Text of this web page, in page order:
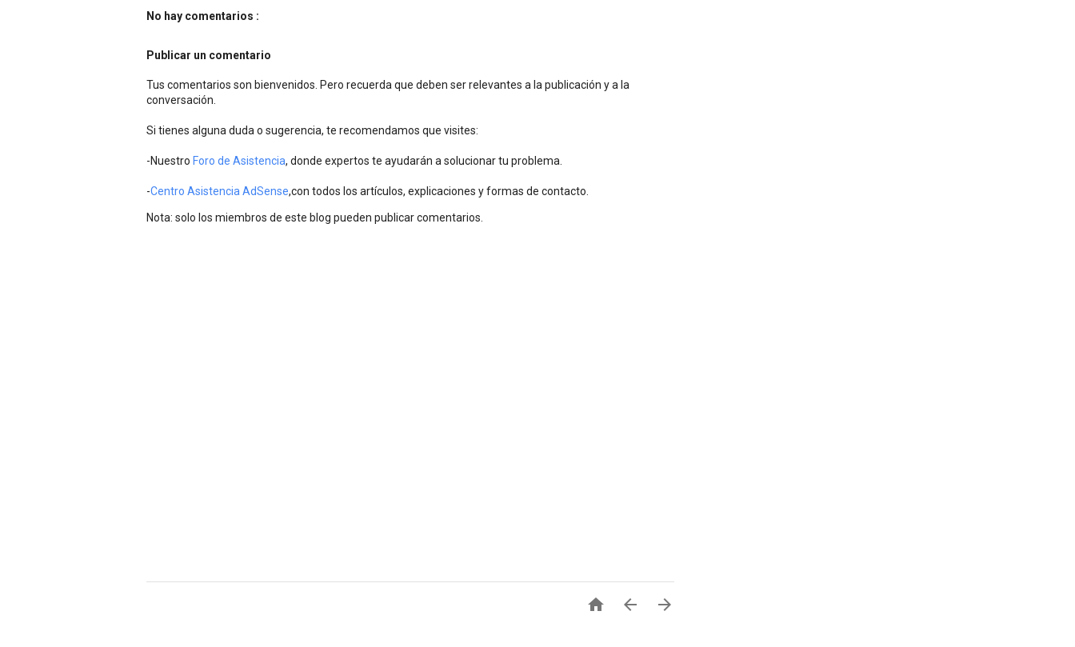
No hay comentarios :
Publicar un comentario
Tus comentarios son bienvenidos. Pero recuerda que deben ser relevantes a la publicación y a la
conversación.
Si tienes alguna duda o sugerencia, te recomendamos que visites:
-Nuestro Foro de Asistencia, donde expertos te ayudarán a solucionar tu problema.
-Centro Asistencia AdSense,con todos los artículos, explicaciones y formas de contacto.
Nota: solo los miembros de este blog pueden publicar comentarios.
  